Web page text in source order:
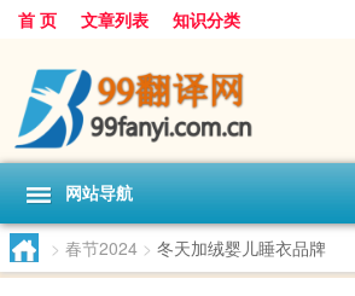
首 页 文章列表 知识分类
网站导航
> 春节2024 > 冬天加绒婴儿睡衣品牌